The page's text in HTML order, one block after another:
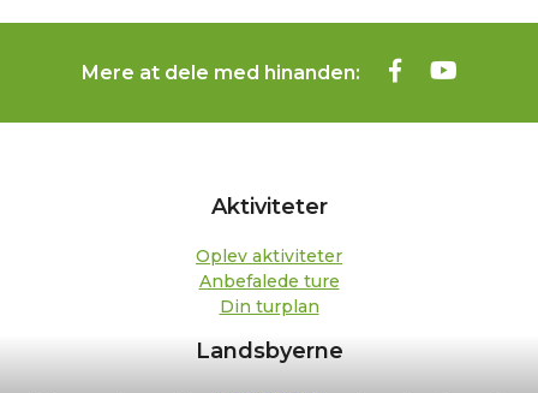
Mere at dele med hinanden:
Aktiviteter
Oplev aktiviteter
Anbefalede ture
Din turplan
Landsbyerne